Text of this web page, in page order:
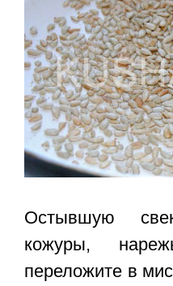
Остывшую
кожуры,
переложите в